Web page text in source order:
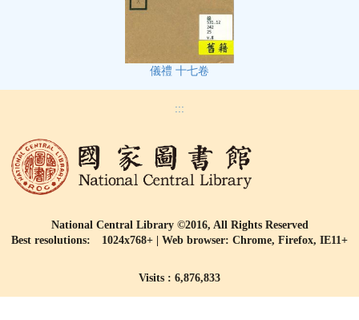
儀禮 十七卷
:::
National Central Library ©2016, All Rights Reserved
Best resolutions: 1024x768+ | Web browser: Chrome, Firefox, IE11+
Visits : 6,876,833